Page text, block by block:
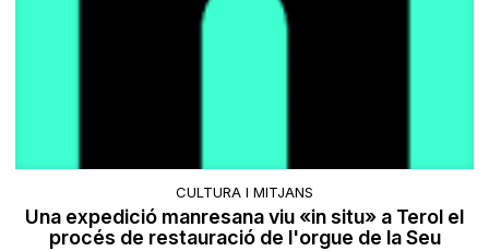
CULTURA I MITJANS
Una expedició manresana viu «in situ» a Terol el
procés de restauració de l'orgue de la Seu